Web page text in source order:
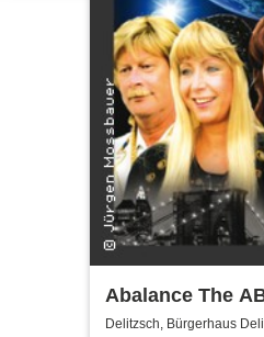
Abalance The
Revival Show - a
Delitzsch, Bürgerhaus